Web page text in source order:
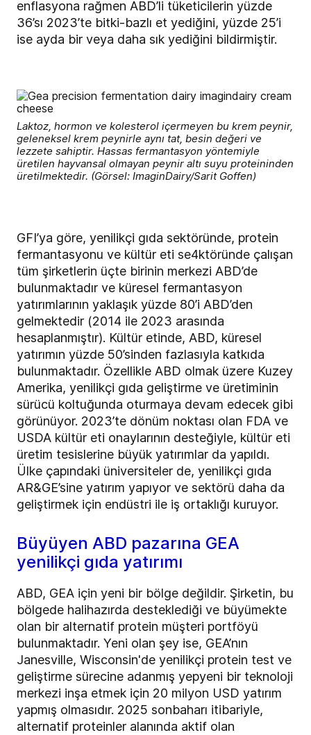
enflasyona rağmen ABD’li tüketicilerin yüzde
36’sı 2023’te bitki-bazlı et yediğini, yüzde 25’i
ise ayda bir veya daha sık yediğini bildirmiştir.
Laktoz, hormon ve kolesterol içermeyen bu krem peynir,
geleneksel krem peynirle aynı tat, besin değeri ve
lezzete sahiptir. Hassas fermantasyon yöntemiyle
üretilen hayvansal olmayan peynir altı suyu proteininden
üretilmektedir. (Görsel: ImaginDairy/Sarit Goffen)
GFI’ya göre, yenilikçi gıda sektöründe, protein
fermantasyonu ve kültür eti se4ktöründe çalışan
tüm şirketlerin üçte birinin merkezi ABD’de
bulunmaktadır ve küresel fermantasyon
yatırımlarının yaklaşık yüzde 80’i ABD’den
gelmektedir (2014 ile 2023 arasında
hesaplanmıştır). Kültür etinde, ABD, küresel
yatırımın yüzde 50’sinden fazlasıyla katkıda
bulunmaktadır. Özellikle ABD olmak üzere Kuzey
Amerika, yenilikçi gıda geliştirme ve üretiminin
sürücü koltuğunda oturmaya devam edecek gibi
görünüyor. 2023’te dönüm noktası olan FDA ve
USDA kültür eti onaylarının desteğiyle, kültür eti
üretim tesislerine büyük yatırımlar da yapıldı.
Ülke çapındaki üniversiteler de, yenilikçi gıda
AR&GE’sine yatırım yapıyor ve sektörü daha da
geliştirmek için endüstri ile iş ortaklığı kuruyor.
Büyüyen ABD pazarına GEA
yenilikçi gıda yatırımı
ABD, GEA için yeni bir bölge değildir. Şirketin, bu
bölgede halihazırda desteklediği ve büyümekte
olan bir alternatif protein müşteri portföyü
bulunmaktadır. Yeni olan şey ise, GEA’nın
Janesville, Wisconsin'de yenilikçi protein test ve
geliştirme sürecine adanmış yepyeni bir teknoloji
merkezi inşa etmek için 20 milyon USD yatırım
yapmış olmasıdır. 2025 sonbaharı itibariyle,
alternatif proteinler alanında aktif olan